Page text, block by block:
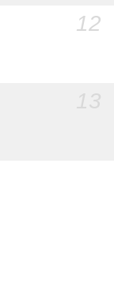
12